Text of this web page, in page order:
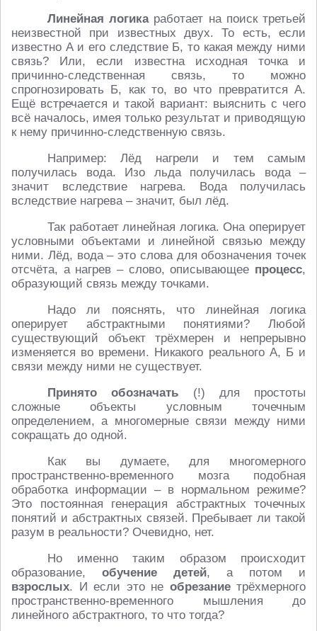
Линейная логикаработает на поиск третьей
неизвестной при известных двух. То есть, если
известно А и его следствие Б, то какая между ними
связь? Или, если известна исходная точка и
причинно-следственная связь, то можно
спрогнозировать Б, как то, во что превратится А.
Ещё встречается и такой вариант: выяснить с чего
всё началось, имея только результат и приводящую
к нему причинно-следственную связь.
Например: Лёд нагрели и тем самым
получилась вода. Изо льда получилась вода –
значит вследствие нагрева. Вода получилась
вследствие нагрева – значит, был лёд.
Так работает линейная логика. Она оперирует
условными объектами и линейной связью между
ними. Лёд, вода – это слова для обозначения точек
отсчёта, а нагрев – слово, описывающее процесс,
образующий связь между точками.
Надо ли пояснять, что линейная логика
оперирует абстрактными понятиями? Любой
существующий объект трёхмерен и непрерывно
изменяется во времени. Никакого реального А, Б и
связи между ними не существует.
Принято обозначать (!) для простоты
сложные объекты условным точечным
определением, а многомерные связи между ними
сокращать до одной.
Как вы думаете, для многомерного
пространственно-временного мозга подобная
обработка информации – в нормальном режиме?
Это постоянная генерация абстрактных точечных
понятий и абстрактных связей. Пребывает ли такой
разум в реальности? Очевидно, нет.
Но именно таким образом происходит
образование, обучение детей, а потом и
взрослых. И если это не обрезаниетрёхмерного
пространственно-временного мышления до
линейного абстрактного, то что тогда?